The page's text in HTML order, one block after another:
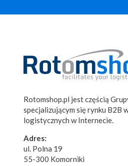
Rotomshop.pl jest częścią
specjalizującym się rynku B2B
logistycznych w Internecie.
Adres:
ul. Polna 19
55-300 Komorniki